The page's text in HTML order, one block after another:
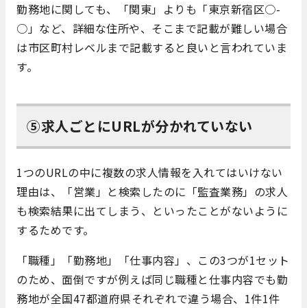
勤務地に関しても、「関東」よりも「東京新宿区○-
○」など、詳細な住所や、そこまで記載が難しい場合
は市区町村レベルまで記載すると良いと言われていま
す。
⑤求人ごとにURLが分かれていない
1つのURLの中に複数の求人情報を入れてはいけない
理由は、「営業」と検索したのに「監査業務」の求人
も検索結果に出てしまう、といったことがないように
するためです。
「職種」「勤務地」「仕事内容」、この3つが1セット
のため、面倒ですが例えば同じ職種と仕事内容でも勤
務地が全国47都道府県それぞれで違う場合、1件1件